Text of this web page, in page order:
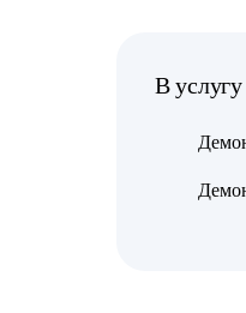
В услугу